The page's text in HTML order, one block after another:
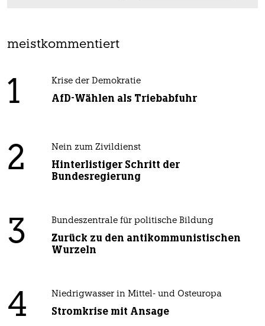
meistkommentiert
1 Krise der Demokratie
AfD-Wählen als Triebabfuhr
2 Nein zum Zivildienst
Hinterlistiger Schritt der
Bundesregierung
3 Bundeszentrale für politische Bildung
Zurück zu den antikommunistischen
Wurzeln
4 Niedrigwasser in Mittel- und Osteuropa
Stromkrise mit Ansage